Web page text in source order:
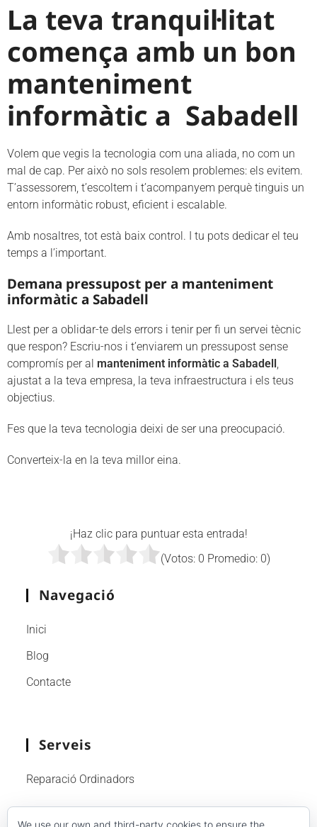
La teva tranquil·litat
comença amb un bon
manteniment
informàtic a Sabadell
Volem que vegis la tecnologia com una aliada, no com un
mal de cap. Per això no sols resolem problemes: els evitem.
T’assessorem, t’escoltem i t’acompanyem perquè tinguis un
entorn informàtic robust, eficient i escalable.
Amb nosaltres, tot està baix control. I tu pots dedicar el teu
temps a l’important.
Demana pressupost per a manteniment
informàtic a Sabadell
Llest per a oblidar-te dels errors i tenir per fi un servei tècnic
que respon? Escriu-nos i t’enviarem un pressupost sense
compromís per al manteniment informàtic a Sabadell,
ajustat a la teva empresa, la teva infraestructura i els teus
objectius.
Fes que la teva tecnologia deixi de ser una preocupació.
Converteix-la en la teva millor eina.
¡Haz clic para puntuar esta entrada!
(Votos: 0 Promedio: 0)
Navegació
Inici
Blog
Contacte
Serveis
Reparació Ordinadors
Contacte
We use our own and third-party cookies to ensure the